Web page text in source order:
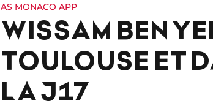
AS MONACO APP
WISSAM BEN
TOULOUSE ET
LA J17